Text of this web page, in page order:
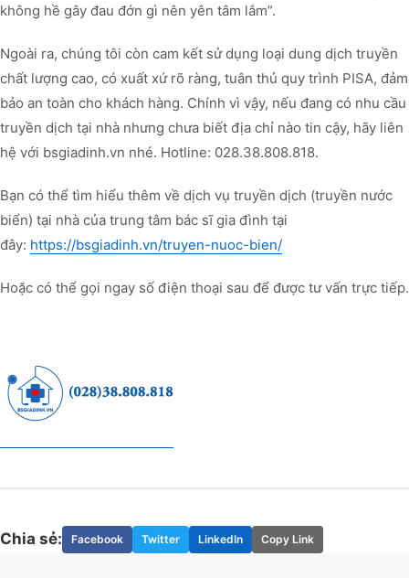
không hề gây đau đớn gì nên yên tâm lắm”.
Ngoài ra, chúng tôi còn cam kết sử dụng loại dung dịch truyền
chất lượng cao, có xuất xứ rõ ràng, tuân thủ quy trình PISA, đảm
bảo an toàn cho khách hàng. Chính vì vậy, nếu đang có nhu cầu
truyền dịch tại nhà nhưng chưa biết địa chỉ nào tin cậy, hãy liên
hệ với bsgiadinh.vn nhé. Hotline: 028.38.808.818.
Bạn có thể tìm hiểu thêm về dịch vụ truyền dịch (truyền nước
biển) tại nhà của trung tâm bác sĩ gia đình tại
đây: https://bsgiadinh.vn/truyen-nuoc-bien/
Hoặc có thể gọi ngay số điện thoại sau để được tư vấn trực tiếp.
Chia sẻ: Facebook Twitter LinkedIn Copy Link